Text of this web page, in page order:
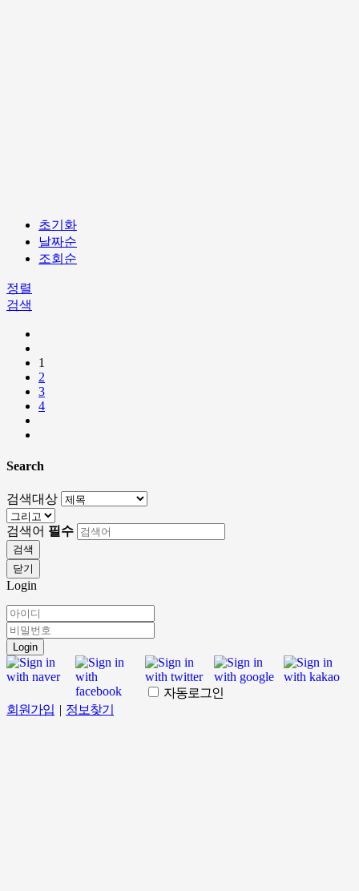
초기화
날짜순
조회순
정렬
검색
1
2
3
4
Search
검색대상
검색어 필수
검색
닫기
Login
Login
자동로그인
회원가입 | 정보찾기